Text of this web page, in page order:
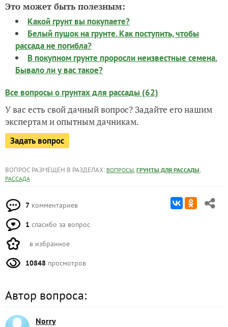
Это может быть полезным:
Какой грунт вы покупаете?
Белый пушок на грунте. Как поступить, чтобы
рассада не погибла?
В покупном грунте проросли неизвестные семена.
Бывало ли у вас такое?
Все вопросы о грунтах для рассады (62)
У вас есть свой дачный вопрос? Задайте его нашим
экспертам и опытным дачникам.
Задать вопрос
ВОПРОС РАЗМЕЩЕН В РАЗДЕЛАХ: ВОПРОСЫ, ГРУНТЫ ДЛЯ РАССАДЫ,
РАССАДА
7 комментариев
1 спасибо за вопрос
в избранное
10848 просмотров
Автор вопроса:
Norry